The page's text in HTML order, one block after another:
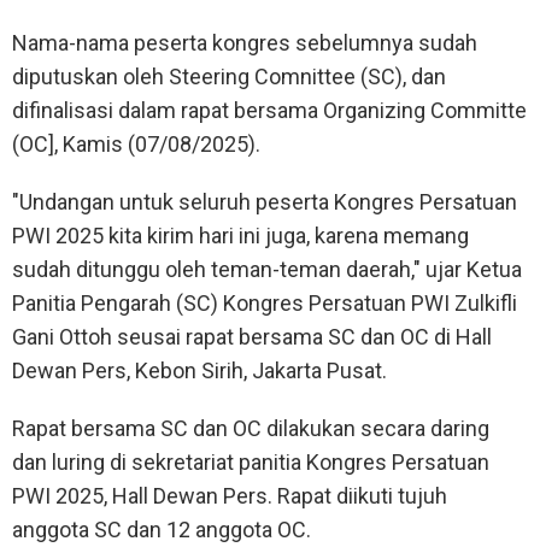
Nama-nama peserta kongres sebelumnya sudah
diputuskan oleh Steering Comnittee (SC), dan
difinalisasi dalam rapat bersama Organizing Committe
(OC], Kamis (07/08/2025).
"Undangan untuk seluruh peserta Kongres Persatuan
PWI 2025 kita kirim hari ini juga, karena memang
sudah ditunggu oleh teman-teman daerah," ujar Ketua
Panitia Pengarah (SC) Kongres Persatuan PWI Zulkifli
Gani Ottoh seusai rapat bersama SC dan OC di Hall
Dewan Pers, Kebon Sirih, Jakarta Pusat.
Rapat bersama SC dan OC dilakukan secara daring
dan luring di sekretariat panitia Kongres Persatuan
PWI 2025, Hall Dewan Pers. Rapat diikuti tujuh
anggota SC dan 12 anggota OC.